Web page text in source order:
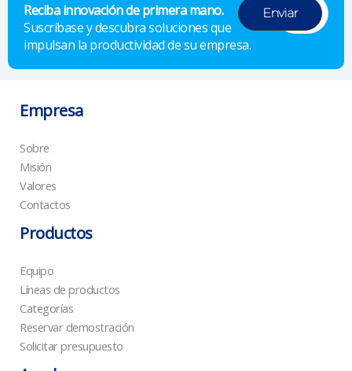
Reciba innovación de primera mano.
Suscríbase y descubra soluciones que
impulsan la productividad de su empresa.
Empresa
Sobre
Misión
Valores
Contactos
Productos
Equipo
Líneas de productos
Categorías
Reservar demostración
Solicitar presupuesto